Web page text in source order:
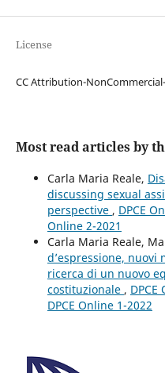
License
CC Attribution-
Most read articles by
Carla Maria Reale,
discussing sexual
perspective , DPCE
Online 2-2021
Carla Maria Reale,
d’espressione,
ricerca di un nuovo
costituzionale ,
DPCE Online 1-2022